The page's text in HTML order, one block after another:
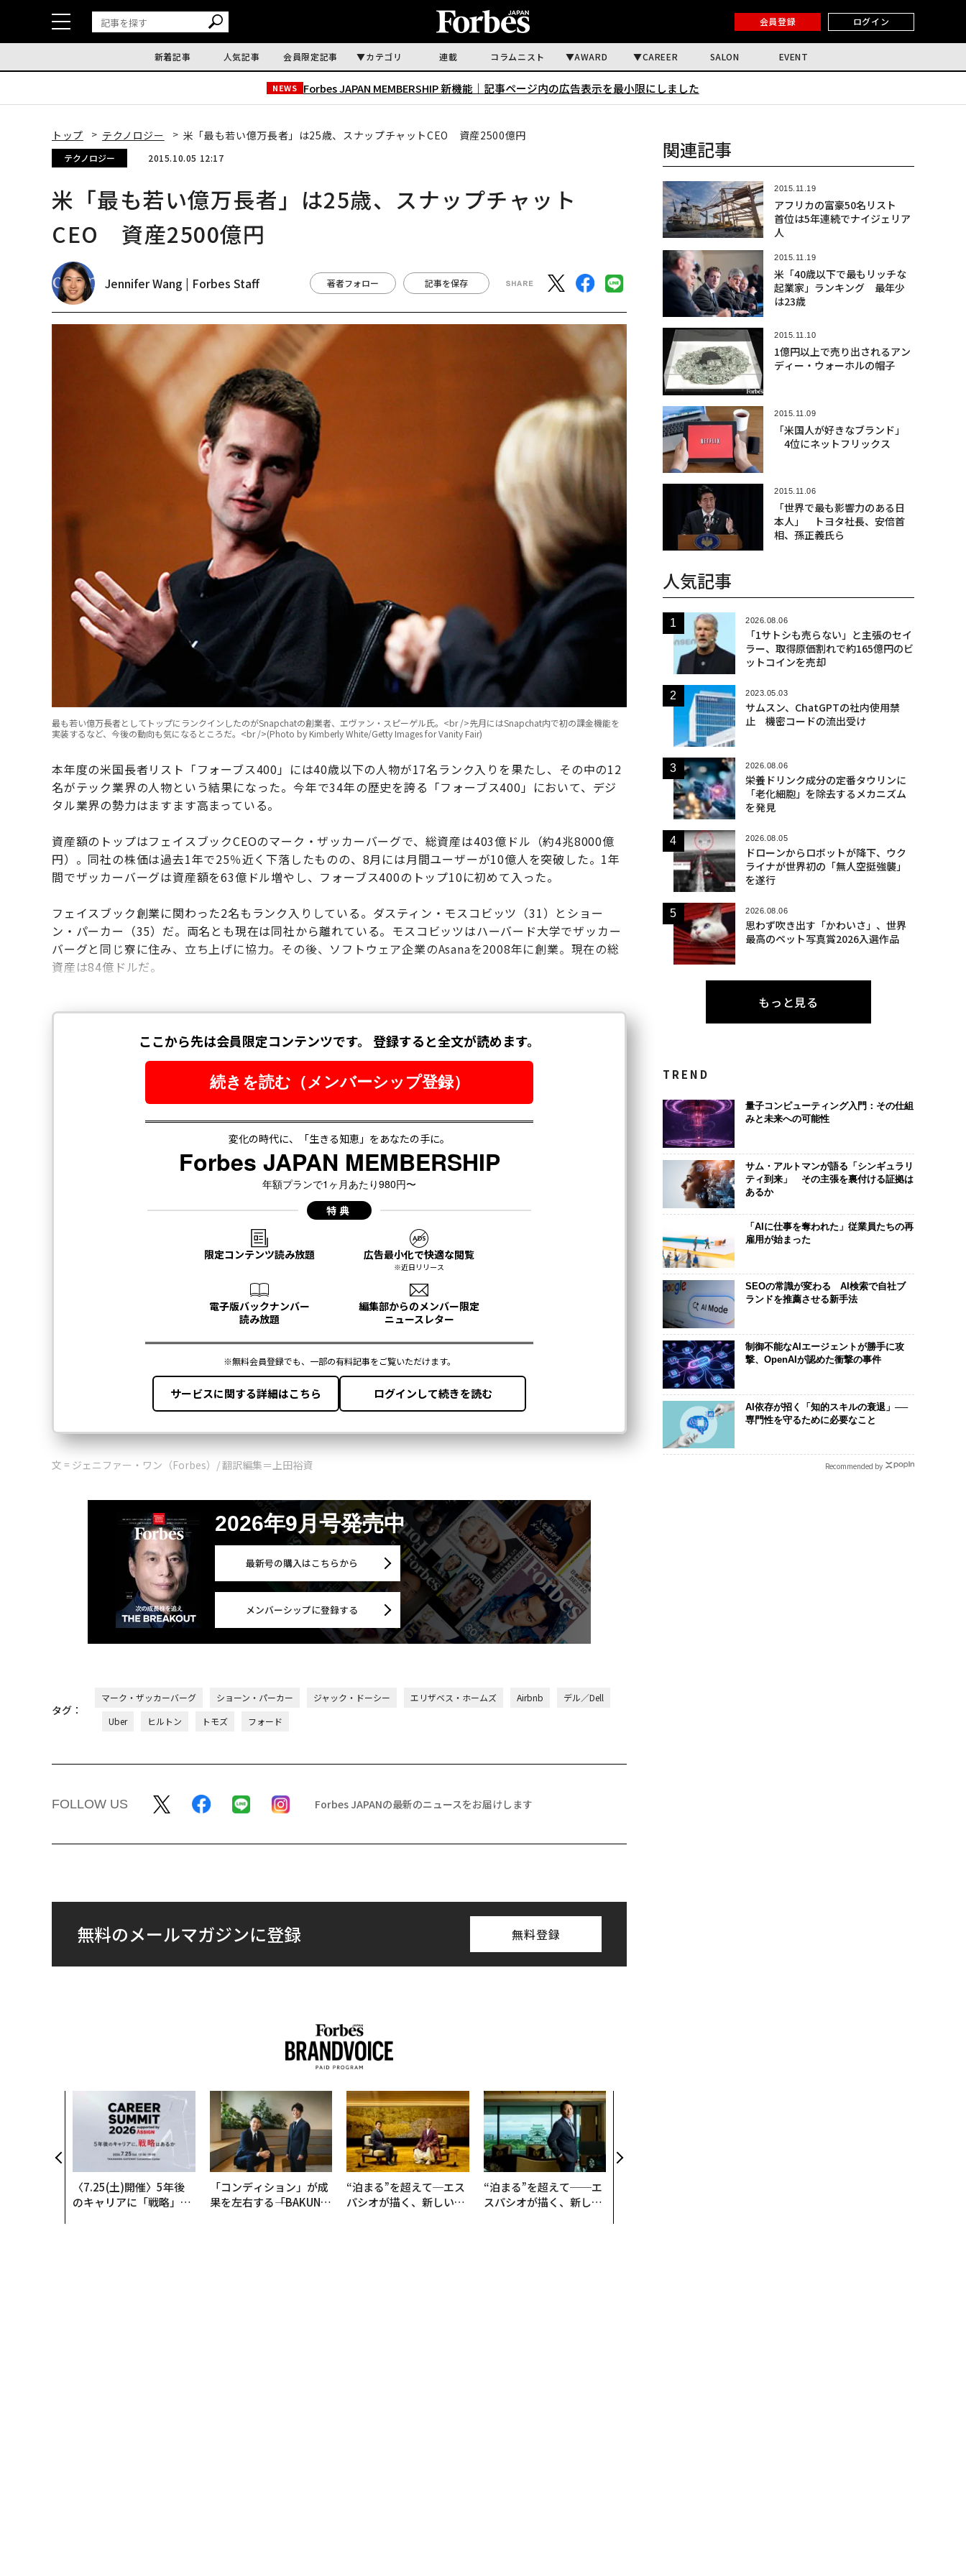
会員登録 ログイン
新着記事 人気記事 会員限定記事 カテゴリ 連載 コラムニスト AWARD CAREER SALON EVENT
NEWS Forbes JAPAN MEMBERSHIP 新機能｜ 記事ページ内の広告表示を最小限にしました
トップ テクノロジー 米「最も若い億万長者」は25歳、スナップチャットCEO 資産2500億円
テクノロジー 2015.10.05 12:17
米「最も若い億万長者」は25歳、スナップチャット
CEO 資産2500億円
Jennifer Wang | Forbes Staff 著者フォロー 記事を保存
最も若い億万長者としてトップにランクインしたのがSnapchatの創業者、エヴァン・スピーゲル氏。<br />先月にはSnapchat内で初の課金機能を
実装するなど、今後の動向も気になるところだ。<br />(Photo by Kimberly White/Getty Images for Vanity Fair)
本年度の米国長者リスト「フォーブス400」には40歳以下の人物が17名ランク入りを果たし、その中の12
名がテック業界の人物という結果になった。今年で34年の歴史を誇る「フォーブス400」において、デジ
タル業界の勢力はますます高まっている。
資産額のトップはフェイスブックCEOのマーク・ザッカーバーグで、総資産は403億ドル（約4兆8000億
円）。同社の株価は過去1年で25％近く下落したものの、8月には月間ユーザーが10億人を突破した。1年
間でザッカーバーグは資産額を63億ドル増やし、フォーブス400のトップ10に初めて入った。
フェイスブック創業に関わった2名もランク入りしている。ダスティン・モスコビッツ（31）とショー
ン・パーカー（35）だ。両名とも現在は同社から離れている。モスコビッツはハーバード大学でザッカー
バーグと同じ寮に住み、立ち上げに協力。その後、ソフトウェア企業のAsanaを2008年に創業。現在の総
資産は84億ドルだ。
文 = ジェニファー・ワン（Forbes）/ 翻訳編集＝上田裕資
2026年9月号発売中
最新号の購入はこちらから
メンバーシップに登録する
タグ：
マーク・ザッカーバーグ ショーン・パーカー ジャック・ドーシー エリザベス・ホームズ Airbnb
デル／Dell
Uber
ヒルトン トモズ フォード
FOLLOW US Forbes JAPANの最新のニュースをお届けします
無料のメールマガジンに登録 無料登録
〈7.25(土)開催〉5年後
のキャリアに「戦略」は
「コンディション」が成
果を左右する――「BAKUN
“泊まる”を超えて─エス
パシオが描く、新しい日
“泊まる”を超えて──エ
スパシオが描く、新しい
ビジネス×PwC】
関連記事
2015.11.19
アフリカの富豪50名リスト
首位は5年連続でナイジェリア
人
2015.11.19
米「40歳以下で最もリッチな
起業家」ランキング 最年少
は23歳
2015.11.10
1億円以上で売り出されるアン
ディー・ウォーホルの帽子
2015.11.09
「米国人が好きなブランド」
4位にネットフリックス
2015.11.06
「世界で最も影響力のある日
本人」 トヨタ社長、安倍首
相、孫正義氏ら
人気記事
2026.08.06
「1サトシも売らない」と主張のセイ
ラー、取得原価割れで約165億円のビ
ットコインを売却
2023.05.03
サムスン、ChatGPTの社内使用禁
止 機密コードの流出受け
2026.08.06
栄養ドリンク成分の定番タウリンに
「老化細胞」を除去するメカニズム
を発見
2026.08.05
ドローンからロボットが降下、ウク
ライナが世界初の「無人空挺強襲」
を遂行
2026.08.06
思わず吹き出す「かわいさ」、世界
最高のペット写真賞2026入選作品
もっと見る
TREND
量子コンピューティング入門：その仕組
みと未来への可能性
サム・アルトマンが語る「シンギュラリ
ティ到来」 その主張を裏付ける証拠は
あるか
「AIに仕事を奪われた」従業員たちの再
雇用が始まった
SEOの常識が変わる AI検索で自社ブ
ランドを推薦させる新手法
制御不能なAIエージェントが勝手に攻
撃、OpenAIが認めた衝撃の事件
AI依存が招く「知的スキルの衰退」──
専門性を守るために必要なこと
Recommended by